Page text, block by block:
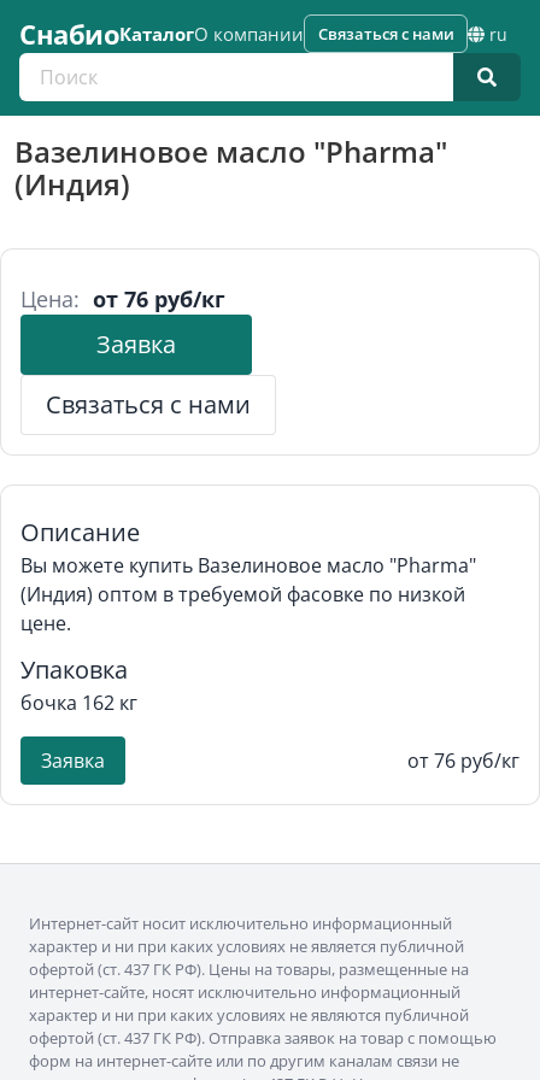
СнабиоКаталогО компании
Поиск по каталогу
Связаться с нами ru
Вазелиновое масло "Pharma"
(Индия)
Цена: от 76 руб/кг
Заявка
Связаться с нами
Описание
Вы можете купить Вазелиновое масло "Pharma"
(Индия) оптом в требуемой фасовке по низкой
цене.
Упаковка
бочка 162 кг
Заявка от 76 руб/кг
Интернет-сайт носит исключительно информационный
характер и ни при каких условиях не является публичной
офертой (ст. 437 ГК РФ). Цены на товары, размещенные на
интернет-сайте, носят исключительно информационный
характер и ни при каких условиях не являются публичной
офертой (ст. 437 ГК РФ). Отправка заявок на товар с помощью
форм на интернет-сайте или по другим каналам связи не